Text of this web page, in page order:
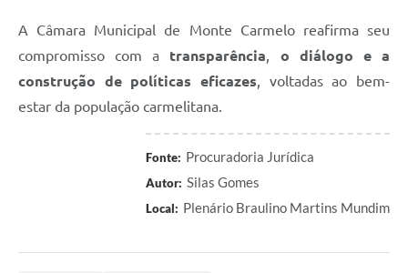
A Câmara Municipal de Monte Carmelo reafirma seu
compromisso com a transparência, o diálogo e a
construção de políticas eficazes, voltadas ao bem-
estar da população carmelitana.
Fonte: Procuradoria Jurídica
Autor: Silas Gomes
Local: Plenário Braulino Martins Mundim